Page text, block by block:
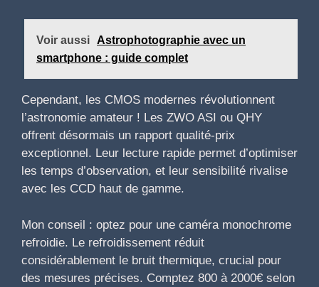
Voir aussi
Astrophotographie avec un
smartphone : guide complet
Cependant, les CMOS modernes révolutionnent
l’astronomie amateur ! Les ZWO ASI ou QHY
offrent désormais un rapport qualité-prix
exceptionnel. Leur lecture rapide permet d’optimiser
les temps d’observation, et leur sensibilité rivalise
avec les CCD haut de gamme.
Mon conseil : optez pour une caméra monochrome
refroidie. Le refroidissement réduit
considérablement le bruit thermique, crucial pour
des mesures précises. Comptez 800 à 2000€ selon